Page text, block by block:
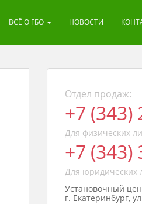
ВСЁ О ГБО НОВОСТИ
Отдел продаж:
+7 (343)
Для физических
+7 (343)
Для юридических
Установочный
г. Екатеринбург,